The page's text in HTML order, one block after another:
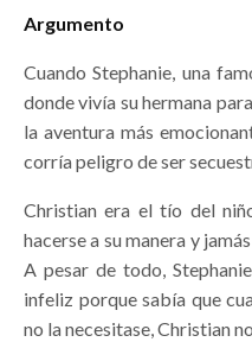
Argumento
Cuando Stephanie, una
donde vivía su hermana
la aventura más
corría peligro de ser
Christian era el tío del
hacerse a su manera y
A pesar de todo,
infeliz porque sabía que
no la necesitase, Christian